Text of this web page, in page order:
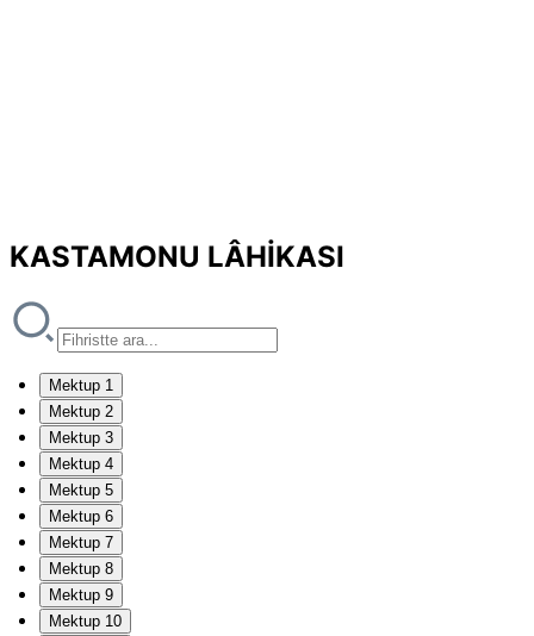
KASTAMONU LÂHİKASI
Mektup 1
Mektup 2
Mektup 3
Mektup 4
Mektup 5
Mektup 6
Mektup 7
Mektup 8
Mektup 9
Mektup 10